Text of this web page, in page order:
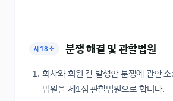
제18조 분쟁 해결 및 관할법원
회사와 회원 간 발생한 분쟁에 관한
법원을 제1심 관할법원으로 합니다.